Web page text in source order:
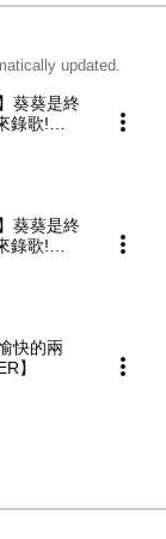
updated.
葵葵是終
錄歌!
葵葵是終
錄歌!
快的兩
】